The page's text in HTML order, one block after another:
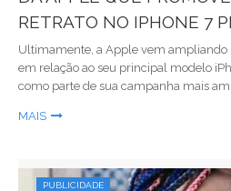
RETRATO NO IPHONE 7
Ultimamente, a Apple vem ampliando
em relação ao seu principal modelo
como parte de sua campanha mais
MAIS
PUBLICIDADE